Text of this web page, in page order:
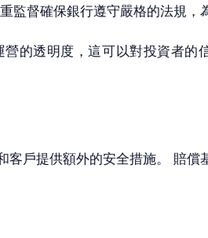
督確保銀行遵守嚴格的法規，
的透明度，這可以對投資者
戶提供額外的安全措施。 賠償